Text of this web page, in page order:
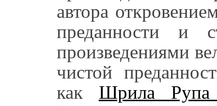
автора
преданности
произведениями
чистой
как Шрила Рупа